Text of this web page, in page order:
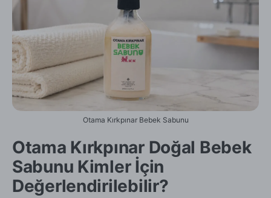
Otama Kırkpınar Bebek Sabunu
Otama Kırkpınar Doğal Bebek
Sabunu Kimler İçin
Değerlendirilebilir?